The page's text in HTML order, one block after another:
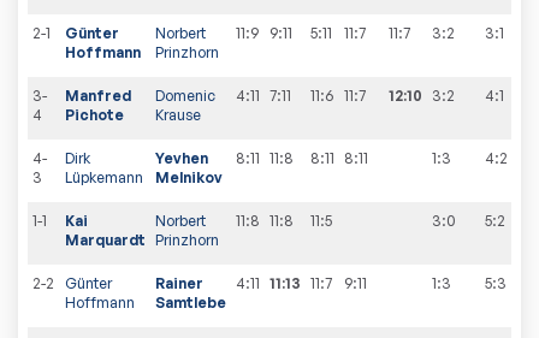
2-1
Günter
Hoffmann
Norbert
Prinzhorn
11:9 9:11 5:11 11:7 11:7 3:2 3:1
3-
4
Manfred
Pichote
Domenic
Krause
4:11 7:11 11:6 11:7 12:10 3:2 4:1
4-
3
Dirk
Lüpkemann
Yevhen
Melnikov
8:11 11:8 8:11 8:11 1:3 4:2
1-1
Kai
Marquardt
Norbert
Prinzhorn
11:8 11:8 11:5 3:0 5:2
2-2
Günter
Hoffmann
Rainer
Samtlebe
4:11 11:13 11:7 9:11 1:3 5:3